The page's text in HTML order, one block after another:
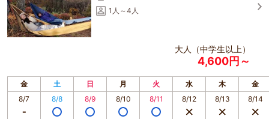
1人～4人
大人（中学生以上）
4,600円～
金 土 日 月 火 水 木
金
8/7
8/8 8/9 8/10 8/11 8/12 8/13 8/14